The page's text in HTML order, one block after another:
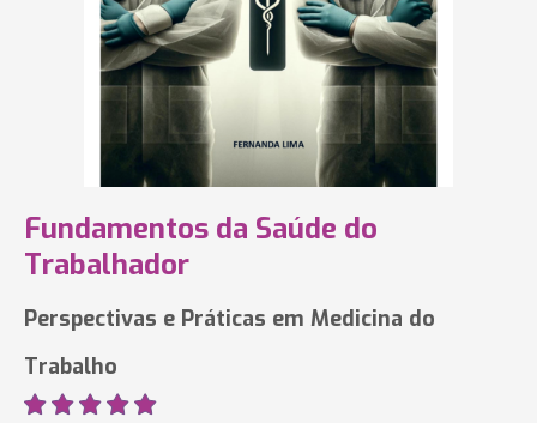
Fundamentos da Saúde do
Trabalhador
Perspectivas e Práticas em Medicina do
Trabalho